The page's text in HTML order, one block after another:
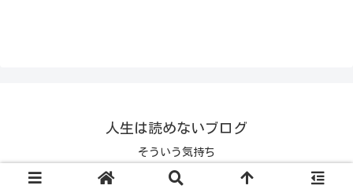
人生は読めないブログ
そういう気持ち
© 1970 人生は読めないブログ.